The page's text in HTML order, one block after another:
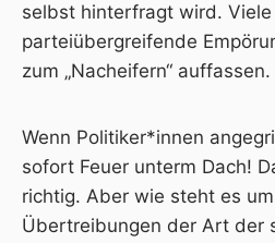
selbst hinterfragt wird.
parteiübergreifende
zum „Nacheifern“ auffassen.
Wenn Politiker*innen
sofort Feuer unterm Dach!
richtig. Aber wie steht es
Übertreibungen der Art der